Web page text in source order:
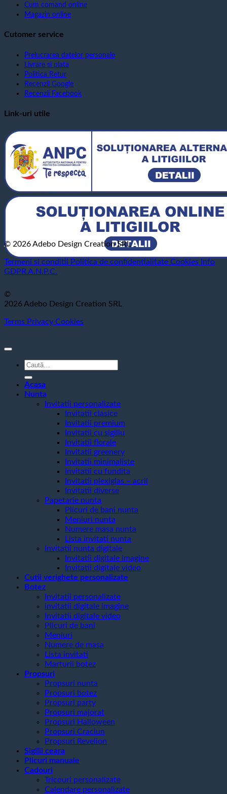
Cum comand online
Magazin online
Cutomer service
Prelucrarea datelor personale
Livrare si plata
Politica Retur
Recenzii Google
Recenzii Facebook
Link-uri utile
© 2026 Adebo Design Creation SRL
Termeni si conditii Politica de confidentialitate Cookies Info
GDPR A.N.P.C.
©
2026 Adebo Design Creation SRL
Terms Privacy Cookies
Caută
după:
Acasa
Nunta
Invitatii personalizate
Invitatii clasice
Invitatii premium
Invitatii cu sigiliu
Invitatii florale
Invitatii greenery
Invitatii minimaliste
Invitatii cu fundita
Invitatii plexiglas – acril
Invitatii diverse
Papetarie nunta
Plicuri de bani nunta
Meniuri nunta
Numere masa nunta
Lista invitati nunta
Invitatii nunta digitale
Invitatii digitale imagine
Invitatii digitale video
Cutii verighete personalizate
Botez
Invitatii personalizate
invitatii digitale imagine
Invitatii digitale video
Plicuri de bani
Meniuri
Numere de masa
Lista invitati
Marturii botez
Propsuri
Propsuri nunta
Propsuri botez
Propsuri party
Propsuri majorat
Propsuri Halloween
Propsuri Craciun
Propsuri Revelion
Sigilii ceara
Plicuri manuale
Cadouri
Tricouri personalizate
Calendare personalizate